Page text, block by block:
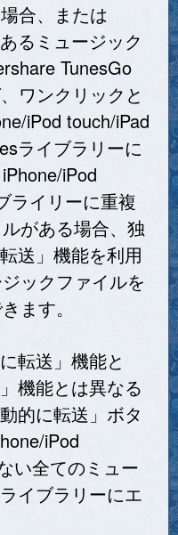
合、または
るミュージック
TunesGo
ワンクリックと
iPod touch/iPad
ライブラリーに
iPod
ライリーに重複
がある場合、独
送」機能を利用
ックファイルを
ます。
転送」機能と
機能とは異なる
的に転送」ボタ
iPod
い全てのミュー
イブラリーにエ